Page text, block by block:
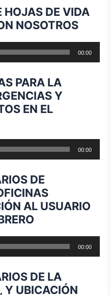
HOJAS DE VIDA
NOSOTROS
00:00
PARA LA
Y
EN EL
00:00
DE
AL USUARIO
00:00
DE LA
Y UBICACIÓN